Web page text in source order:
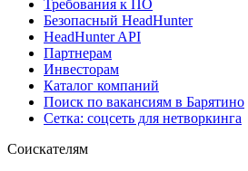
Требования к ПО
Безопасный HeadHunter
HeadHunter API
Партнерам
Инвесторам
Каталог компаний
Поиск по вакансиям в Барятино
Сетка: соцсеть для нетворкинга
Соискателям